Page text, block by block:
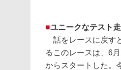
■ユニークなテスト
話をレースに戻す
るこのレースは、6
からスタートした。